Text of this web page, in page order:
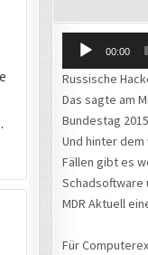
Audio-
Player
00:00
Russische
Das sagte am
Bundestag
Und hinter
Fällen gibt es
Schadsoftware
MDR Aktuell
Für